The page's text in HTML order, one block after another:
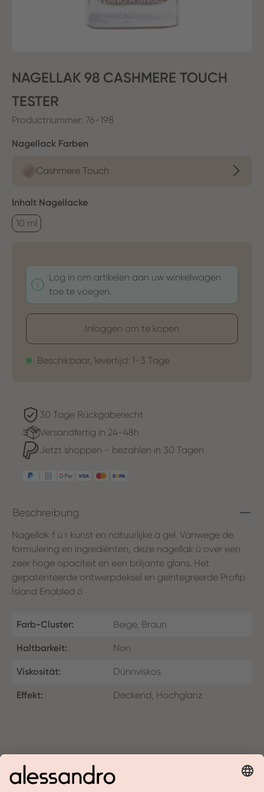
NAGELLAK 98 CASHMERE TOUCH
TESTER
Productnummer: 76-198
Selecteer
Nagellack Farben
Cashmere Touch
Selecteer
Inhalt Nagellacke
10 ml
Log in om artikelen aan uw winkelwagen
toe te voegen.
Inloggen om te kopen
Beschikbaar, levertijd: 1-3 Tage
30 Tage Rückgaberecht
Versandfertig in 24-48h
Jetzt shoppen - bezahlen in 30 Tagen
Beschreibung
Nagellak f ü r kunst en natuurlijke ä gel. Vanwege de
formulering en ingrediënten, deze nagellak ü over een
zeer hoge opaciteit en een briljante glans. Het
gepatenteerde ontwerpdeksel en geïntegreerde Profip
Island Enabled ö
Farb-Cluster: Beige, Braun
Haltbarkeit: Non
Viskosität: Dünnviskos
Effekt: Deckend, Hochglanz